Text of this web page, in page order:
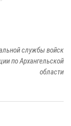
службы войск
по Архангельской
области